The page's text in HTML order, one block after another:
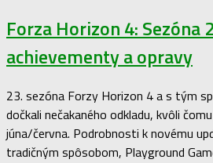
Forza Horizon 4: Sezóna
achievementy a opravy
23. sezóna Forzy Horizon 4 a s tým
dočkali nečakaného odkladu, kvôli
júna/června. Podrobnosti k novému
tradičným spôsobom, Playground